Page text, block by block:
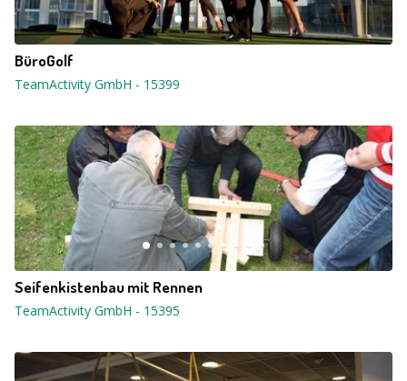
BüroGolf
TeamActivity GmbH - 15399
Seifenkistenbau mit Rennen
TeamActivity GmbH - 15395